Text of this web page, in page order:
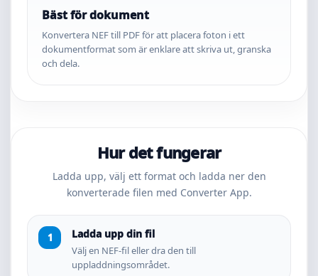
Bäst för dokument
Konvertera NEF till PDF för att placera foton i ett
dokumentformat som är enklare att skriva ut, granska
och dela.
Hur det fungerar
Ladda upp, välj ett format och ladda ner den
konverterade filen med Converter App.
Ladda upp din fil
Välj en NEF-fil eller dra den till
uppladdningsområdet.